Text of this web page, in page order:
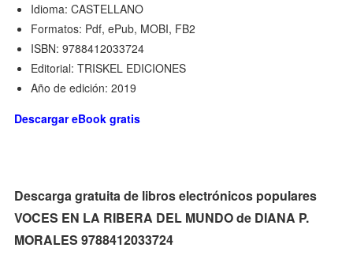
Idioma: CASTELLANO
Formatos: Pdf, ePub, MOBI, FB2
ISBN: 9788412033724
Editorial: TRISKEL EDICIONES
Año de edición: 2019
Descargar eBook gratis
Descarga gratuita de libros electrónicos populares
VOCES EN LA RIBERA DEL MUNDO de DIANA P.
MORALES 9788412033724